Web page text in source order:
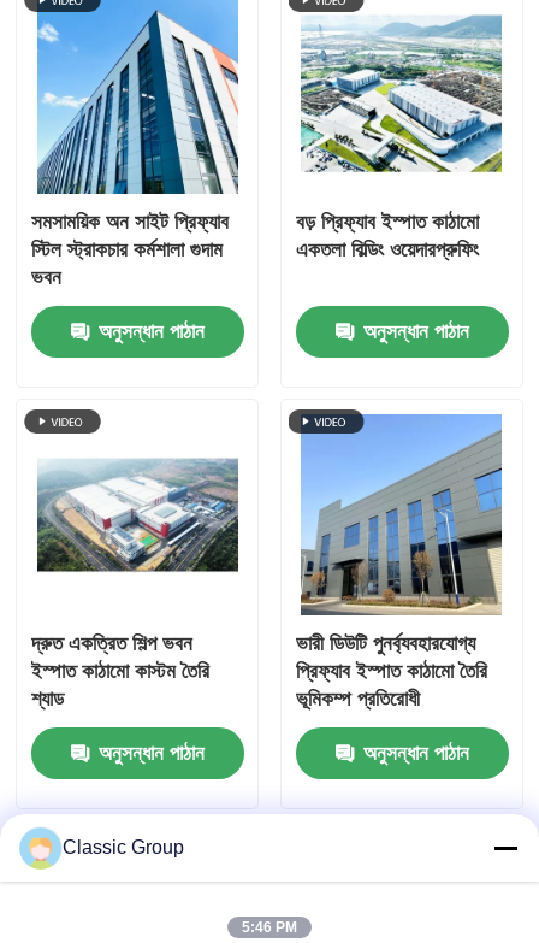
সমসাময়িক অন সাইট প্রিফ্যাব
স্টিল স্ট্রাকচার কর্মশালা গুদাম
ভবন
অনুসন্ধান পাঠান
বড় প্রিফ্যাব ইস্পাত কাঠামো
একতলা বিল্ডিং ওয়েদারপ্রুফিং
অনুসন্ধান পাঠান
দ্রুত একত্রিত শিল্প ভবন
ইস্পাত কাঠামো কাস্টম তৈরি
শ্যাড
অনুসন্ধান পাঠান
ভারী ডিউটি ​​পুনর্ব্যবহারযোগ্য
প্রিফ্যাব ইস্পাত কাঠামো তৈরি
ভূমিকম্প প্রতিরোধী
অনুসন্ধান পাঠান
Classic Group
5:46 PM